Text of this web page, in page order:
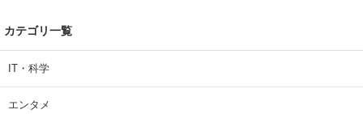
カテゴリ一覧
IT・科学
エンタメ